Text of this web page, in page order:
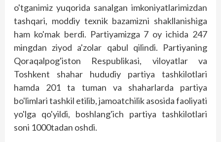
o'tganimiz yuqorida sanalgan imkoniyatlarimizdan
tashqari, moddiy texnik bazamizni shakllanishiga
ham ko'mak berdi. Partiyamizga 7 oy ichida 247
ming­dan ziyod a'zolar qabul qilindi. Partiyaning
Qoraqalpog'iston Respublikasi, viloyatlar va
Toshkent shahar hududiy partiya tashkilotlari
hamda 201 ta tuman va shaharlarda partiya
bo'limlari tashkil etilib, jamoatchilik asosida faoliyati
yo'lga qo'yildi, boshlang'ich partiya tashkilotlari
soni 1000tadan oshdi.